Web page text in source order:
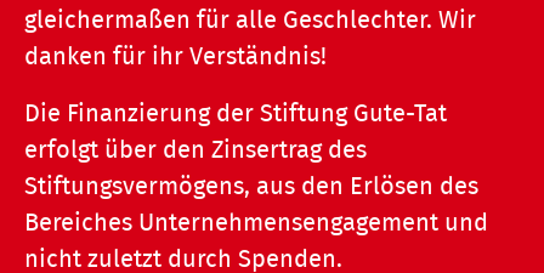
gleichermaßen für alle Geschlechter. Wir
danken für ihr Verständnis!
Die Finanzierung der Stiftung Gute-Tat
erfolgt über den Zinsertrag des
Stiftungsvermögens, aus den Erlösen des
Bereiches Unternehmensengagement und
nicht zuletzt durch Spenden.